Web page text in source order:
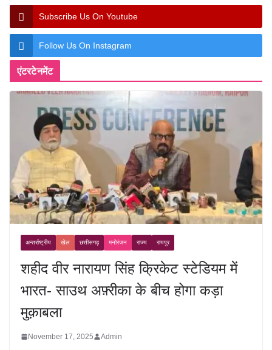
Subscribe Us On Youtube
Follow Us On Instagram
एंटरटेनमेंट
अन्तर्राष्ट्रीय खेल छत्तीसगढ़ मनोरंजन राज्य रायपुर
शहीद वीर नारायण सिंह क्रिकेट स्टेडियम में
भारत- साउथ अफ़्रीका के बीच होगा कड़ा
मुक़ाबला
November 17, 2025 Admin